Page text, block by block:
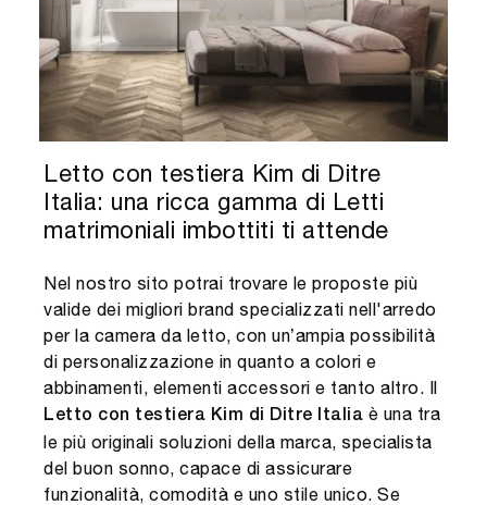
Letto con testiera Kim di Ditre
Italia: una ricca gamma di Letti
matrimoniali imbottiti ti attende
Nel nostro sito potrai trovare le proposte più
valide dei migliori brand specializzati nell'arredo
per la camera da letto, con un’ampia possibilità
di personalizzazione in quanto a colori e
abbinamenti, elementi accessori e tanto altro. Il
Letto con testiera Kim di Ditre Italia è una tra
le più originali soluzioni della marca, specialista
del buon sonno, capace di assicurare
funzionalità, comodità e uno stile unico. Se